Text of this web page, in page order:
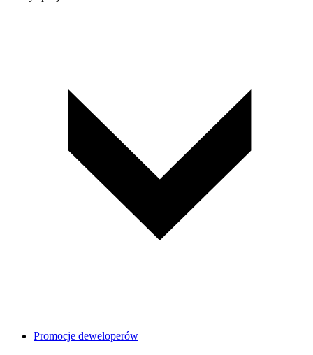
Promocje deweloperów